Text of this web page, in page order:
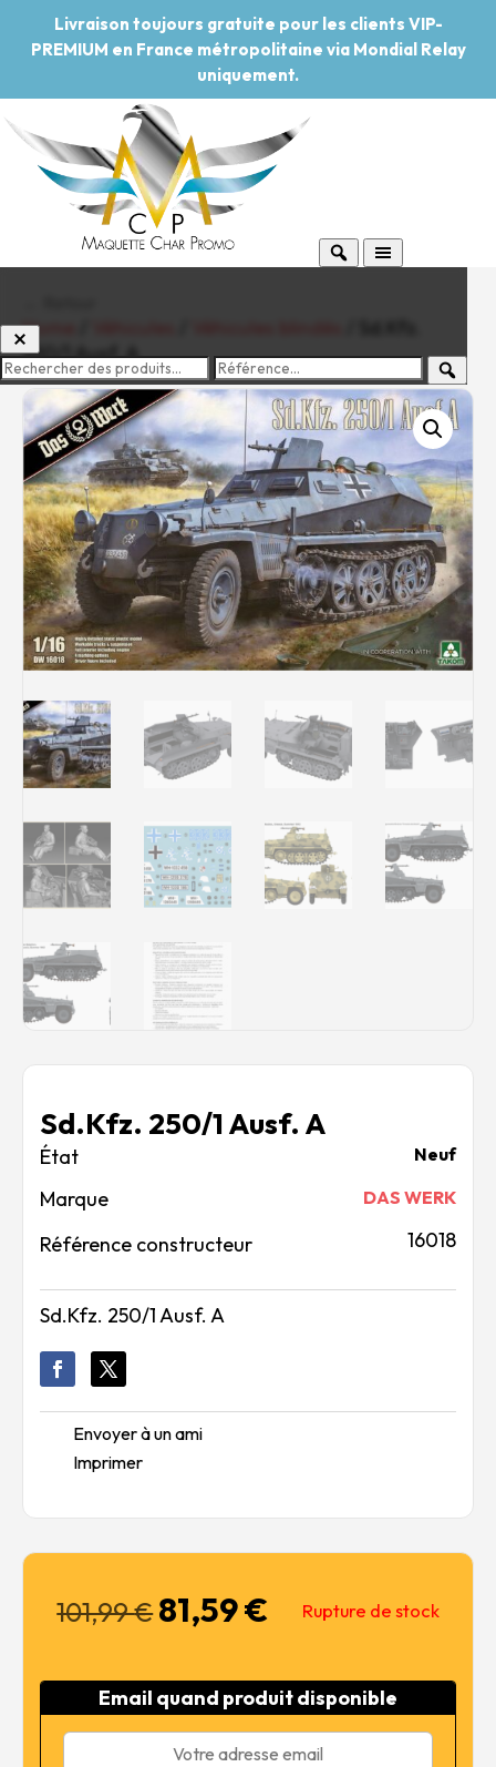
Livraison toujours gratuite pour les clients VIP-
PREMIUM en France métropolitaine via Mondial Relay
uniquement.
-20%Pouvoir d'achat
Rechercher des produits...
Mon panier0
0,00€
Connexion / Inscription
Véhicules
Avions
Trains
Figurines
Peintures
Puzzles
Carte cadeau
Maquette par marque
Home
250/1 Ausf. A
Sd.Kfz. 250/1 Ausf. A
Neuf
Marque DAS WERK
Référence constructeur 16018
Sd.Kfz. 250/1 Ausf. A
Envoyer à un ami
Imprimer
101,99€Le
prix
était :
101,99 €.
81,59€
est :
81,59 €.
Rupture de stock
Email quand produit disponible